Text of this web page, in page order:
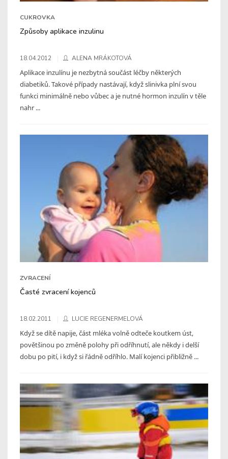
CUKROVKA
Způsoby aplikace inzulinu
18.04.2012 ALENA MRÁKOTOVÁ
Aplikace inzulínu je nezbytná součást léčby některých
diabetiků. Takové případy nastávají, když slinivka plní svou
funkci minimálně nebo vůbec a je nutné hormon inzulín v těle
nahr ...
ZVRACENÍ
Časté zvracení kojenců
18.02.2011 LUCIE REGENERMELOVÁ
Když se dítě napije, část mléka volně odteče koutkem úst,
povětšinou po změně polohy při odříhnutí, ale někdy i delší
dobu po pití, i když si řádně odříhlo. Malí kojenci přibližně ...